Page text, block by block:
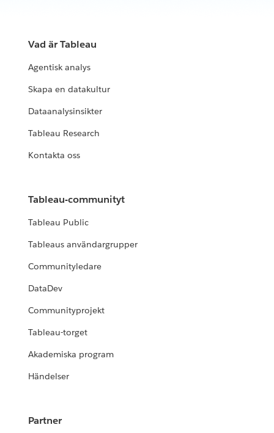
Vad är Tableau
Agentisk analys
Skapa en datakultur
Dataanalysinsikter
Tableau Research
Kontakta oss
Tableau-communityt
Tableau Public
Tableaus användargrupper
Communityledare
DataDev
Communityprojekt
Tableau-torget
Akademiska program
Händelser
Partner